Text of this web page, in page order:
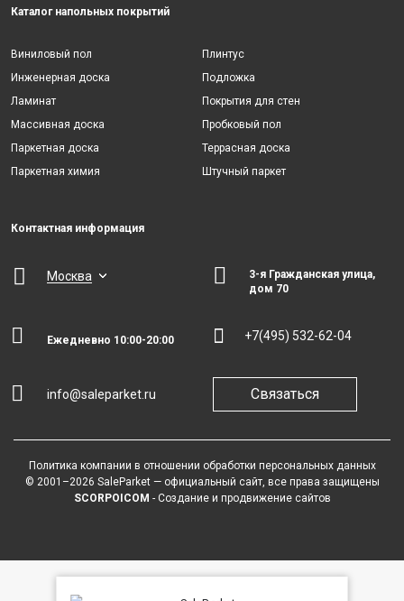
Каталог напольных покрытий
Виниловый пол
Инженерная доска
Ламинат
Массивная доска
Паркетная доска
Паркетная химия
Плинтус
Подложка
Покрытия для стен
Пробковый пол
Террасная доска
Штучный паркет
Контактная информация
Москва
3-я Гражданская улица,
дом 70
Ежедневно 10:00-20:00 +7(495) 532-62-04
info@saleparket.ru Связаться
Политика компании в отношении обработки персональных данных
© 2001–2026 SaleParket — официальный сайт, все права защищены
SCORPOICOM - Создание и продвижение сайтов